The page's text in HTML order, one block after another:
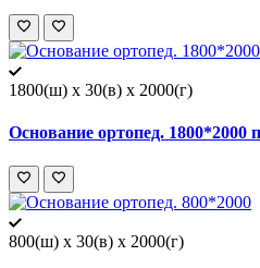
1800(ш) x 30(в) x 2000(г)
Основание ортопед. 1800*2000
800(ш) x 30(в) x 2000(г)